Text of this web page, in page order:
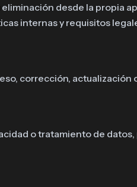
desde la propia
internas y requisitos
corrección,
o tratamiento de